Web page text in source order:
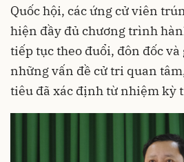
Quốc hội, các ứng cử viên
hiện đầy đủ chương trình
tiếp tục theo đuổi, đôn đốc
những vấn đề cử tri quan
tiêu đã xác định từ nhiệm kỳ